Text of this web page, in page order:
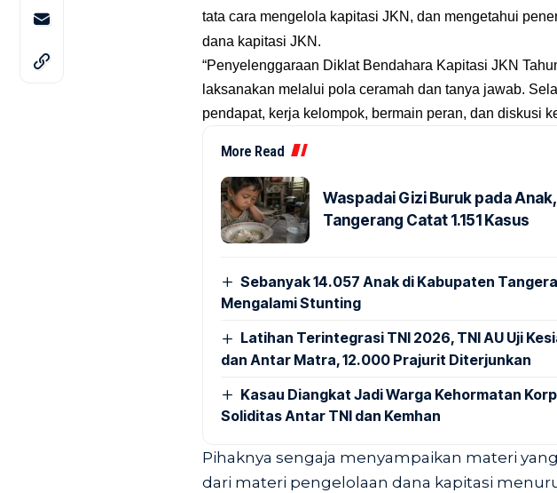
tata cara mengelola kapitasi JKN, dan mengetahui
dana kapitasi JKN.
“Penyelenggaraan Diklat Bendahara Kapitasi JKN
laksanakan melalui pola ceramah dan tanya jawab.
pendapat, kerja kelompok, bermain peran, dan diskusi
More Read
Waspadai Gizi Buruk pada
Tangerang Catat 1.151 Kasus
Sebanyak 14.057 Anak di Kabupaten
Mengalami Stunting
Latihan Terintegrasi TNI 2026, TNI AU Uji
dan Antar Matra, 12.000 Prajurit Diterjunkan
Kasau Diangkat Jadi Warga Kehormatan
Soliditas Antar TNI dan Kemhan
Pihaknya sengaja menyampaikan materi
dari materi pengelolaan dana kapitasi